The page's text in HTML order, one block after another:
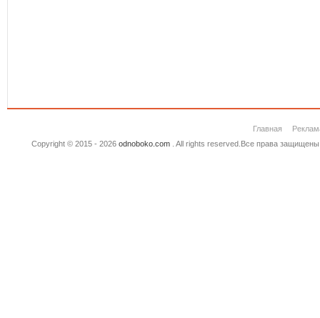
Главная
Copyright © 2015 - 2026 odnoboko.com. All rights reserved.Все права защищены.